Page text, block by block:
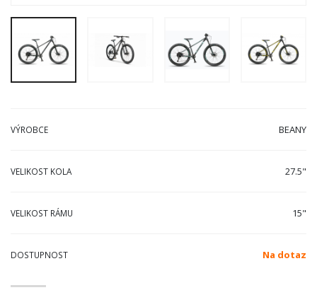
VÝROBCE BEANY
VELIKOST KOLA 27.5"
VELIKOST RÁMU 15"
DOSTUPNOST Na dotaz